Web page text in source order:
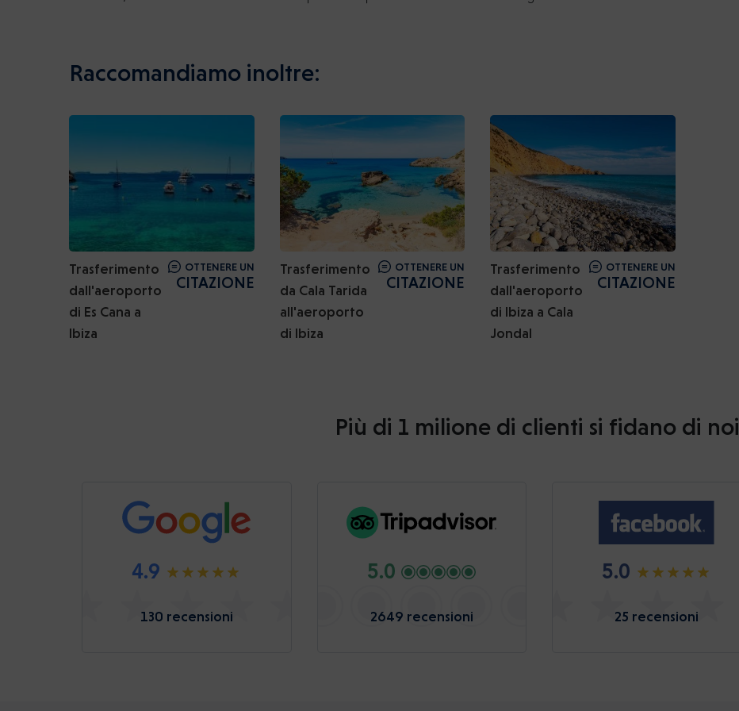
Raccomandiamo inoltre:
Trasferimento
dall'aeroporto
di Es Cana a
Ibiza
OTTENERE UN
CITAZIONE
Trasferimento
da Cala Tarida
all'aeroporto
di Ibiza
OTTENERE UN
CITAZIONE
Trasferimento
dall'aeroporto
di Ibiza a Cala
Jondal
OTTENERE UN
CITAZIONE
Più di 1 milione di clienti si fidano di noi
4.9
130 recensioni
5.0
2649 recensioni
5.0
25 recensioni